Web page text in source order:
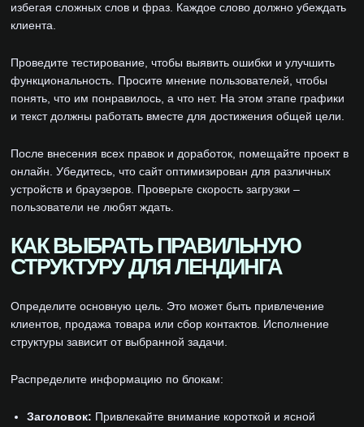
избегая сложных слов и фраз. Каждое слово должно убеждать
клиента.
Проведите тестирование, чтобы выявить ошибки и улучшить
функциональность. Просите мнение пользователей, чтобы
понять, что им понравилось, а что нет. На этом этапе графики
и текст должны работать вместе для достижения общей цели.
После внесения всех правок и доработок, помещайте проект в
онлайн. Убедитесь, что сайт оптимизирован для различных
устройств и браузеров. Проверьте скорость загрузки –
пользователи не любят ждать.
КАК ВЫБРАТЬ ПРАВИЛЬНУЮ
СТРУКТУРУ ДЛЯ ЛЕНДИНГА
Определите основную цель. Это может быть привлечение
клиентов, продажа товара или сбор контактов. Исполнение
структуры зависит от выбранной задачи.
Распределите информацию по блокам:
Заголовок: Привлекайте внимание короткой и ясной